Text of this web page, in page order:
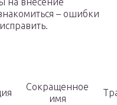
– ошибки
Сокращенное
имя